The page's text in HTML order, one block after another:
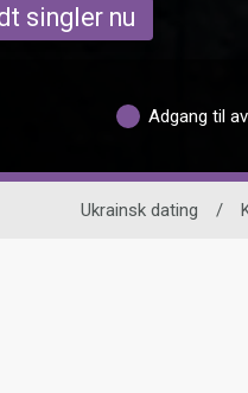
singler nu
Adgang til
Ukrainsk dating /